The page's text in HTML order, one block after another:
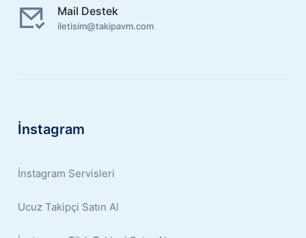
Mail Destek
iletisim@takipavm.com
İnstagram
İnstagram Servisleri
Ucuz Takipçi Satın Al